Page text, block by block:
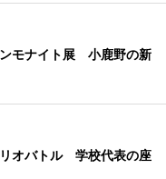
モナイト展 小鹿野の新
オバトル 学校代表の座